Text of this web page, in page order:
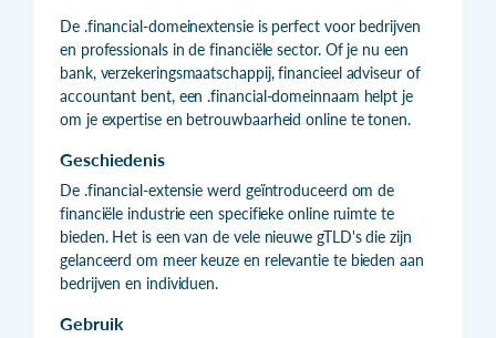
De .financial-domeinextensie is perfect voor bedrijven
en professionals in de financiële sector. Of je nu een
bank, verzekeringsmaatschappij, financieel adviseur of
accountant bent, een .financial-domeinnaam helpt je
om je expertise en betrouwbaarheid online te tonen.
Geschiedenis
De .financial-extensie werd geïntroduceerd om de
financiële industrie een specifieke online ruimte te
bieden. Het is een van de vele nieuwe gTLD's die zijn
gelanceerd om meer keuze en relevantie te bieden aan
bedrijven en individuen.
Gebruik